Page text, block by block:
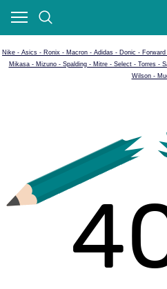
Nike - Asics - Ronix - Macron - Adidas - Donic -
Mikasa - Mizuno - Spalding - Mitre - Select - Torres -
Wilson -